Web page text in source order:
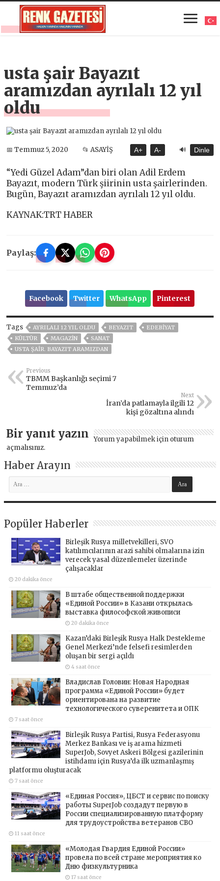
usta şair Bayazıt
aramızdan ayrılalı 12 yıl
oldu
📅 Temmuz 5, 2020 📂 ASAYİŞ A+ A- 🔊 Dinle
“Yedi Güzel Adam”dan biri olan Adil Erdem
Bayazıt, modern Türk şiirinin usta şairlerinden.
Bugün, Bayazıt aramızdan ayrılalı 12 yıl oldu.
KAYNAK:TRT HABER
Paylaş:
Facebook Twitter WhatsApp Pinterest
Tags AYRILALI 12 YIL OLDU BEYAZIT
EDEBİYAT
KÜLTÜR
MAGAZİN
SANAT
USTA ŞAIR. BAYAZIT ARAMIZDAN
Previous
TBMM Başkanlığı seçimi 7
Temmuz’da
Next
İran’da patlamayla ilgili 12
kişi gözaltına alındı
Bir yanıt yazın Yorum yapabilmek için oturum
açmalısınız.
Haber Arayın
Popüler Haberler
Birleşik Rusya milletvekilleri, SVO
katılımcılarının arazi sahibi olmalarına izin
verecek yasal düzenlemeler üzerinde
çalışacaklar
20 dakika önce
В штабе общественной поддержки
«Единой России» в Казани открылась
выставка философской живописи
20 dakika önce
Kazan’daki Birleşik Rusya Halk Destekleme
Genel Merkezi’nde felsefi resimlerden
oluşan bir sergi açıldı
4 saat önce
Владислав Головин: Новая Народная
программа «Единой России» будет
ориентирована на развитие
технологического суверенитета и ОПК
7 saat önce
Birleşik Rusya Partisi, Rusya Federasyonu
Merkez Bankası ve iş arama hizmeti
SuperJob, Sovyet Askeri Bölgesi gazilerinin
istihdamı için Rusya’da ilk uzmanlaşmış
platformu oluşturacak
7 saat önce
«Единая Россия», ЦБСТ и сервис по поиску
работы SuperJob создадут первую в
России специализированную платформу
для трудоустройства ветеранов СВО
11 saat önce
«Молодая Гвардия Единой России»
провела по всей стране мероприятия ко
Дню физкультурника
17 saat önce